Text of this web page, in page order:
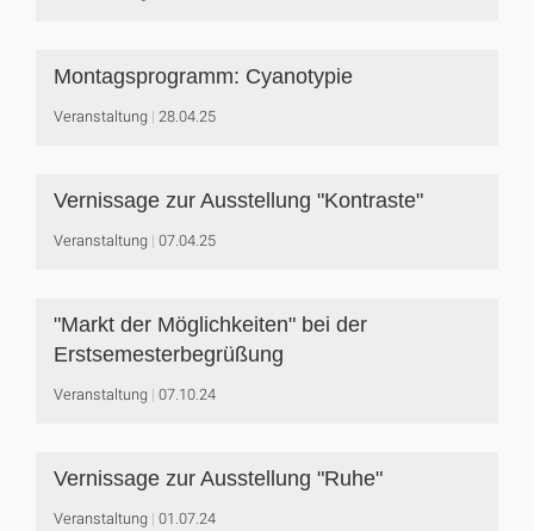
Montagsprogramm: Cyanotypie
Veranstaltung 28.04.25
Vernissage zur Ausstellung "Kontraste"
Veranstaltung 07.04.25
"Markt der Möglichkeiten" bei der
Erstsemesterbegrüßung
Veranstaltung 07.10.24
Vernissage zur Ausstellung "Ruhe"
Veranstaltung 01.07.24